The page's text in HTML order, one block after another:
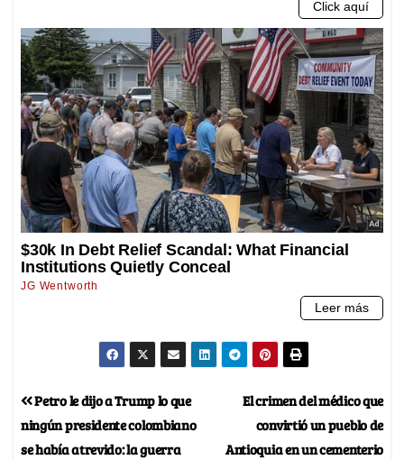
El crimen del médico que
convirtió un pueblo de
Antioquia en un cementerio
Petro le dijo a Trump lo que
ningún presidente colombiano
se había atrevido: la guerra